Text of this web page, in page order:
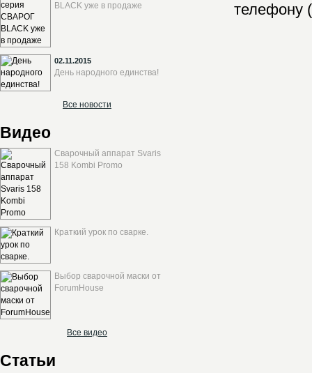
BLACK уже в продаже
02.11.2015
День народного единства!
Все новости
Видео
Сварочный аппарат Svaris
158 Kombi Promo
Краткий урок по сварке.
Выбор сварочной маски от
ForumHouse
Все видео
Статьи
телефону